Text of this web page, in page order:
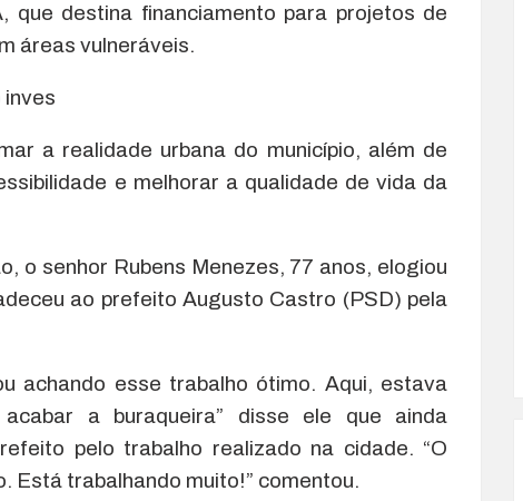
que destina financiamento para projetos de
áreas vulneráveis.
inves
a realidade urbana do município, além de
e melhorar a qualidade de vida da
o senhor Rubens Menezes, 77 anos, elogiou
ao prefeito Augusto Castro (PSD) pela
achando esse trabalho ótimo. Aqui, estava
a buraqueira” disse ele que ainda
pelo trabalho realizado na cidade. “O
Está trabalhando muito!” comentou.